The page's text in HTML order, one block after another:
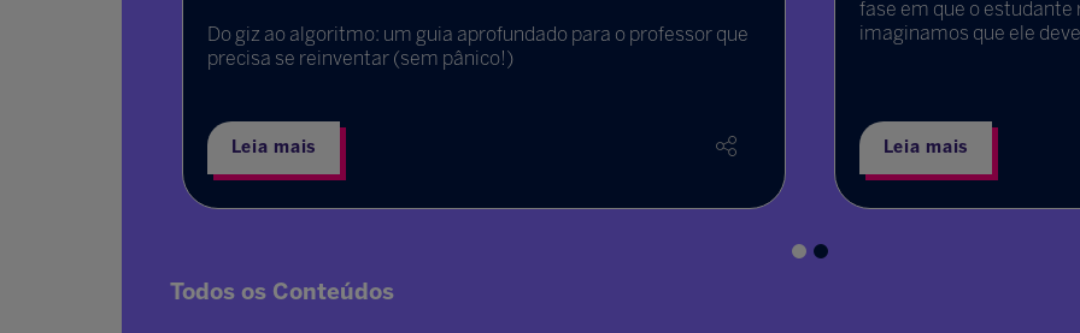
Do giz ao algoritmo: um guia aprofundado para o professor que
precisa se reinventar (sem pânico!)
Leia mais
fase em que o
imaginamos que ele
Leia mais
Todos os Conteúdos